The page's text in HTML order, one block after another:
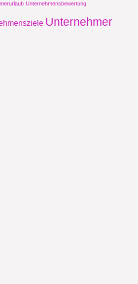
Unternehmensbewertung
Unternehmer